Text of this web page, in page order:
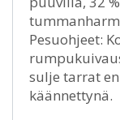
Pesuohjeet:
sulje tarrat
käännettynä.